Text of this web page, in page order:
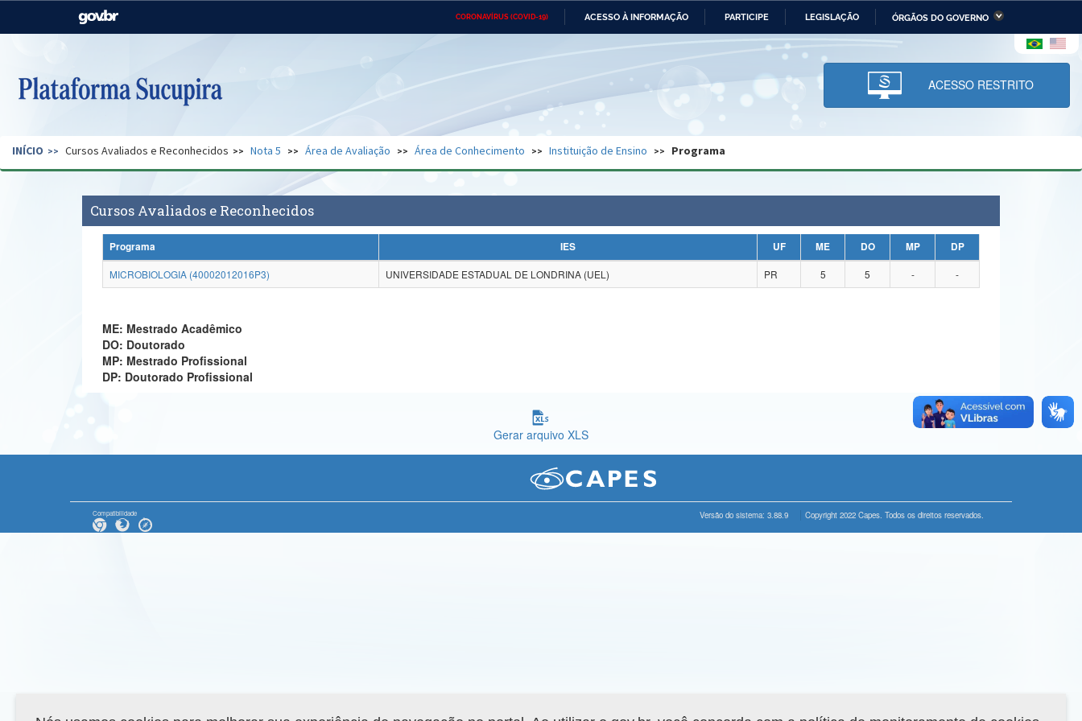
CORONAVÍRUS (COVID-19) ACESSO À INFORMAÇÃO PARTICIPE LEGISLAÇÃO ÓRGÃOS DO GOVERNO
Casa Civil Ministério das Relações Ministério da Economia Ministério da Infraestrutura
Pecuária e Abastecimento
Ministério da Ciência,
Tecnologia, Inovações e
Comunicações
Ministério do Desenvolvimento
Regional e dos Direitos Humanos
Secretaria de Governo Gabinete de Segurança Advocacia-Geral da União Banco Central do Brasil Planalto
ACESSO RESTRITO
INÍCIO Cursos Avaliados e Reconhecidos Nota 5 Área de Avaliação Área de Conhecimento Instituição de Ensino Programa
Cursos Avaliados e Reconhecidos
Programa IES UF ME DO MP
DP
MICROBIOLOGIA (40002012016P3)
UNIVERSIDADE ESTADUAL DE LONDRINA (UEL) PR 5 5 - -
ME: Mestrado Acadêmico
DO: Doutorado
MP: Mestrado Profissional
DP: Doutorado Profissional
Gerar arquivo XLS
Compatibilidade Versão do sistema: 3.88.9 Copyright 2022 Capes. Todos os direitos reservados.